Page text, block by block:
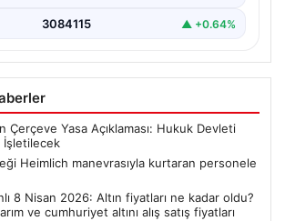
3084115 ▲ +0.64%
Çerçeve Yasa Açıklaması: Hukuk Devleti
İşletilecek
Heimlich manevrasıyla kurtaran personele
8 Nisan 2026: Altın fiyatları ne kadar oldu?
ve cumhuriyet altını alış satış fiyatları